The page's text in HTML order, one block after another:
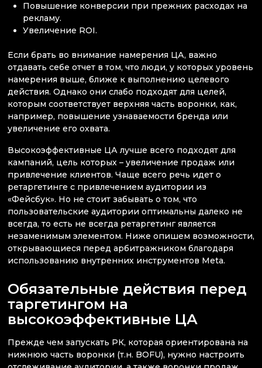
Повышение конверсии при прежних расходах на
рекламу.
Увеличение ROI.
Если брать во внимание намерения ЦА, важно
отдавать себе отчет в том, что люди, у которых уровень
намерения выше, ближе к выполнению целевого
действия. Однако они слабо подходят для целей,
которым соответствует верхняя часть воронки, как,
например, повышение узнаваемости бренда или
увеличение его охвата.
Высокоэффективные ЦА лучше всего подходят для
кампаний, цель которых – увеличение продаж или
привлечение клиентов. Чаще всего речь идет о
ретаргетинге с привлечением аудитории из
«Фейсбук». Но не стоит забывать о том, что
пользовательские аудитории оптимальны далеко не
всегда, то есть не всегда ретаргетинг является
незаменимым элементом. Ниже опишем возможности,
открывающиеся перед арбитражником благодаря
использованию внутренних инструментов Meta.
Обязательные действия перед
таргетингом на
высокоэффективные ЦА
Прежде чем запускать РК, которая ориентирована на
нижнюю часть воронки (т.н. BOFU), нужно настроить